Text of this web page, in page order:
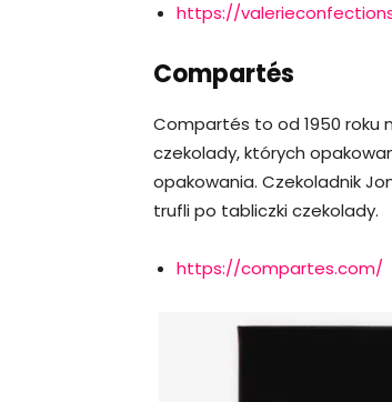
https://
Compartés
Compartés to od 1950 roku
czekolady, których
opakowania. Czekoladnik
trufli po tabliczki czekolady.
https://compartes.com/